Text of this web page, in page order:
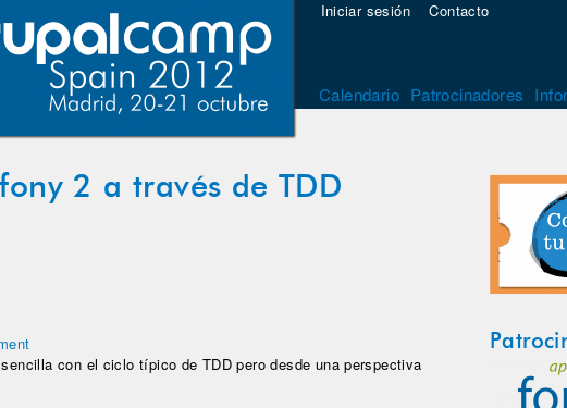
Iniciar sesión Contacto
Calendario Patrocinadores
2 a través de TDD
con el ciclo típico de TDD pero desde una perspectiva